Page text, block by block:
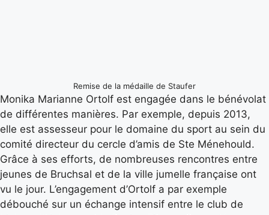
Remise de la médaille de Staufer
Monika Marianne Ortolf est engagée dans le bénévolat
de différentes manières. Par exemple, depuis 2013,
elle est assesseur pour le domaine du sport au sein du
comité directeur du cercle d’amis de Ste Ménehould.
Grâce à ses efforts, de nombreuses rencontres entre
jeunes de Bruchsal et de la ville jumelle française ont
vu le jour. L’engagement d’Ortolf a par exemple
débouché sur un échange intensif entre le club de